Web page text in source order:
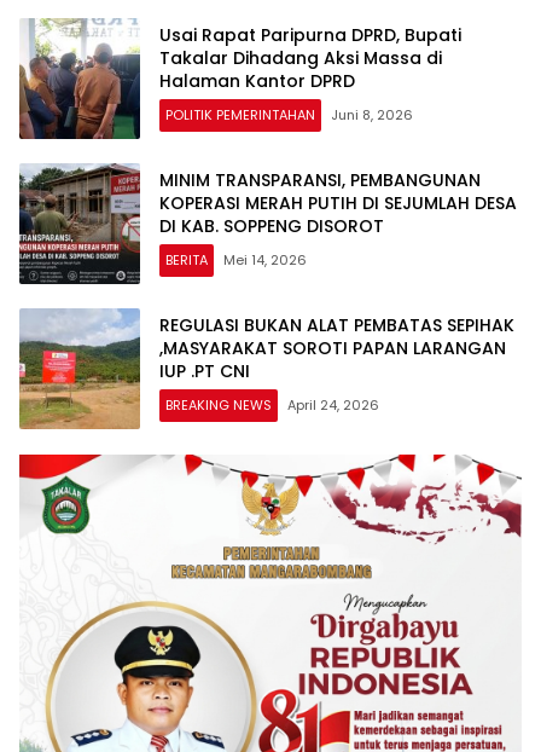
Usai Rapat Paripurna DPRD, Bupati
Takalar Dihadang Aksi Massa di
Halaman Kantor DPRD
POLITIK PEMERINTAHAN Juni 8, 2026
MINIM TRANSPARANSI, PEMBANGUNAN
KOPERASI MERAH PUTIH DI SEJUMLAH DESA
DI KAB. SOPPENG DISOROT
BERITA Mei 14, 2026
REGULASI BUKAN ALAT PEMBATAS SEPIHAK
,MASYARAKAT SOROTI PAPAN LARANGAN
IUP .PT CNI
BREAKING NEWS April 24, 2026